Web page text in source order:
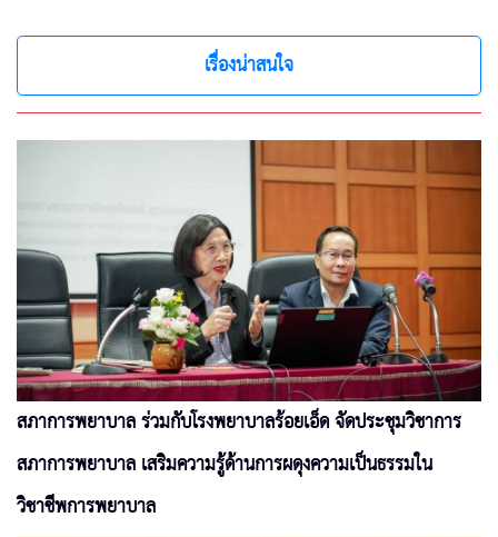
เรื่องน่าสนใจ
สภาการพยาบาล ร่วมกับโรงพยาบาลร้อยเอ็ด จัดประชุมวิชาการ
สภาการพยาบาล เสริมความรู้ด้านการผดุงความเป็นธรรมใน
วิชาชีพการพยาบาล